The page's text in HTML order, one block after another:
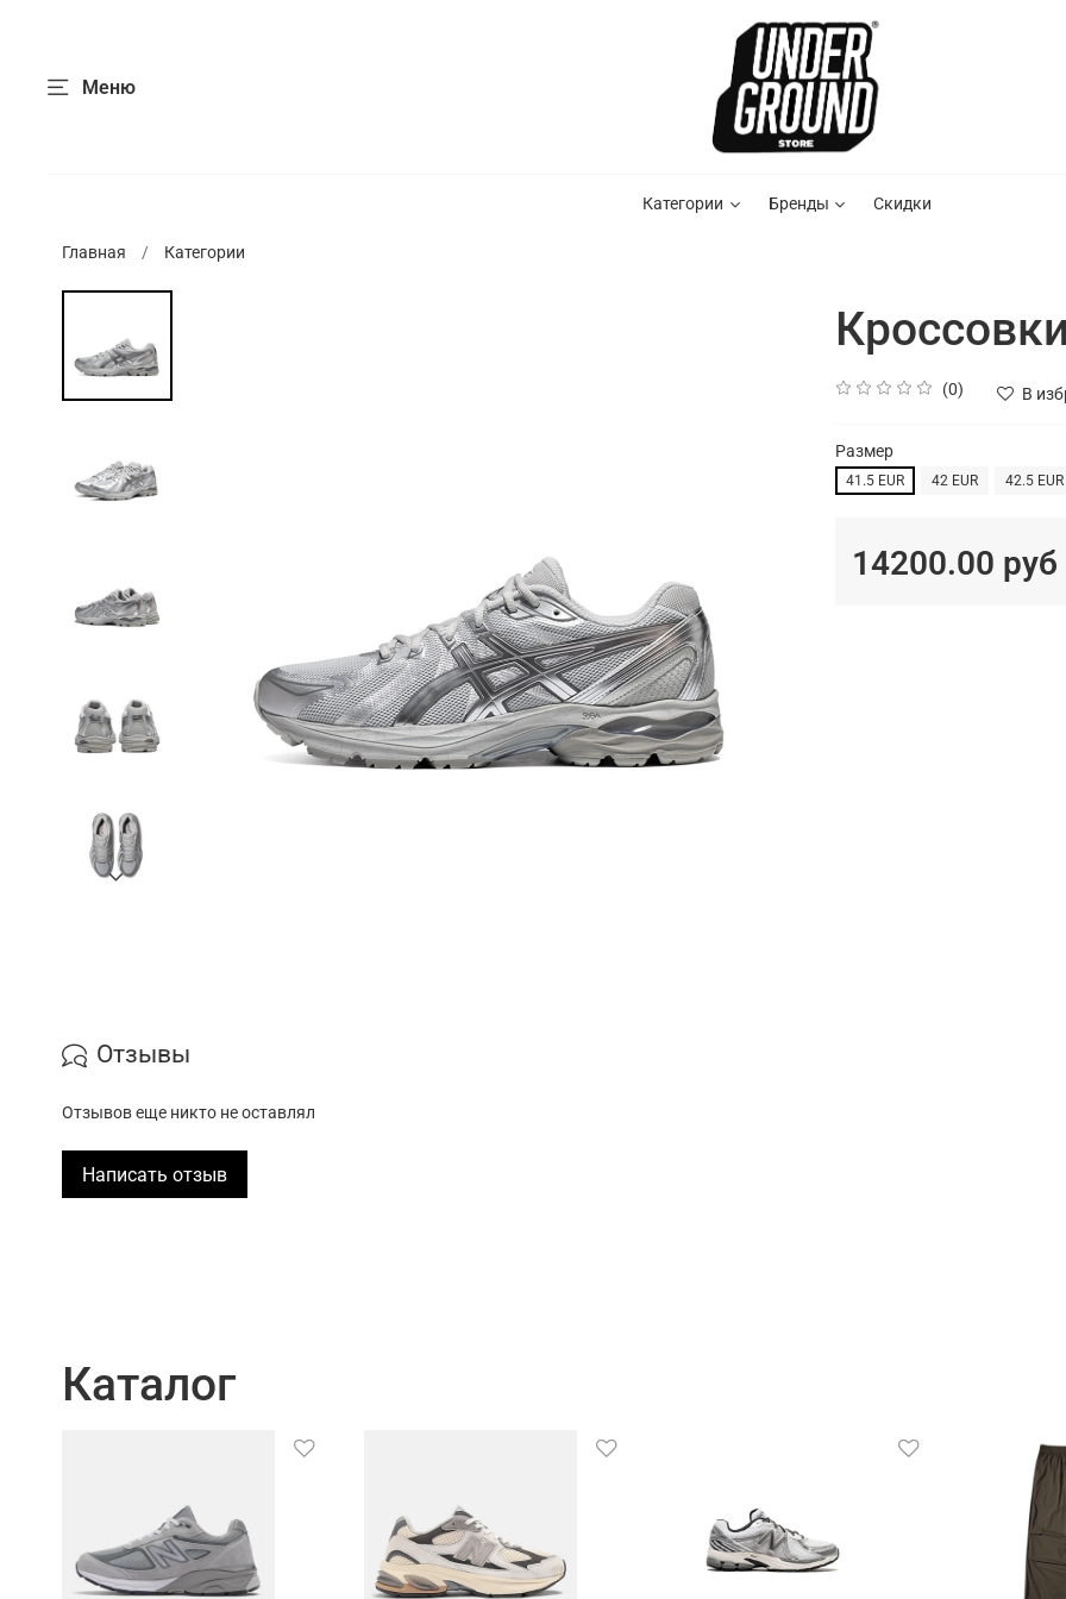
Меню
Категории Бренды Скидки
Главная Категории
(0) В
Размер
41.5 EUR 42 EUR 42.5 EUR
14200.00 руб
Отзывы
Отзывов еще никто не оставлял
Написать отзыв
Каталог